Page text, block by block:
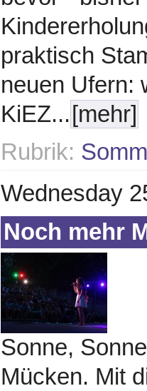
praktisch
neuen Ufern:
KiEZ... [mehr]
Rubrik:
Wednesday
Noch mehr
Sonne,
Mücken. Mit